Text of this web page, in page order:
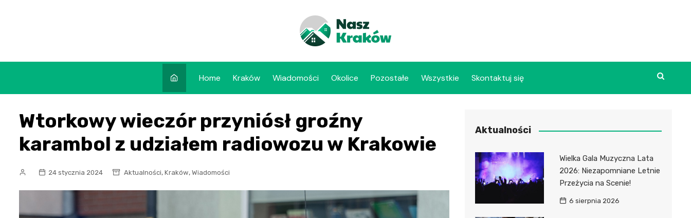
Home Kraków Wiadomości Okolice Pozostałe Wszystkie Skontaktuj się
Wtorkowy wieczór przyniósł groźny
karambol z udziałem radiowozu w Krakowie
24 stycznia 2024 Aktualności, Kraków, Wiadomości
Aktualności
Wielka Gala Muzyczna Lata
2026: Niezapomniane Letnie
Przeżycia na Scenie!
6 sierpnia 2026